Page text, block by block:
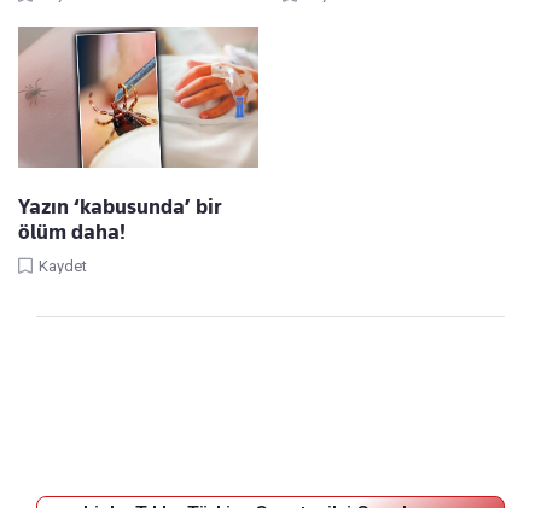
Yazın ‘kabusunda’ bir
ölüm daha!
Kaydet